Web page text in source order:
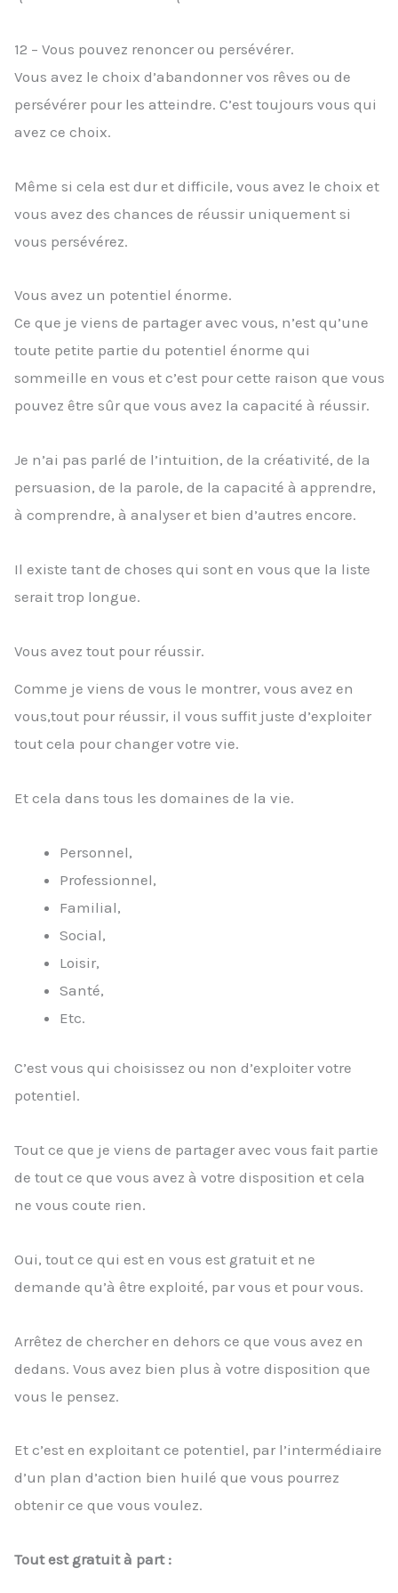
12 – Vous pouvez renoncer ou persévérer.
Vous avez le choix d’abandonner vos rêves ou de
persévérer pour les atteindre. C’est toujours vous qui
avez ce choix.
Même si cela est dur et difficile, vous avez le choix et
vous avez des chances de réussir uniquement si
vous persévérez.
Vous avez un potentiel énorme.
Ce que je viens de partager avec vous, n’est qu’une
toute petite partie du potentiel énorme qui
sommeille en vous et c’est pour cette raison que vous
pouvez être sûr que vous avez la capacité à réussir.
Je n’ai pas parlé de l’intuition, de la créativité, de la
persuasion, de la parole, de la capacité à apprendre,
à comprendre, à analyser et bien d’autres encore.
Il existe tant de choses qui sont en vous que la liste
serait trop longue.
Vous avez tout pour réussir.
Comme je viens de vous le montrer, vous avez en
vous,tout pour réussir, il vous suffit juste d’exploiter
tout cela pour changer votre vie.
Et cela dans tous les domaines de la vie.
Personnel,
Professionnel,
Familial,
Social,
Loisir,
Santé,
Etc.
C’est vous qui choisissez ou non d’exploiter votre
potentiel.
Tout ce que je viens de partager avec vous fait partie
de tout ce que vous avez à votre disposition et cela
ne vous coute rien.
Oui, tout ce qui est en vous est gratuit et ne
demande qu’à être exploité, par vous et pour vous.
Arrêtez de chercher en dehors ce que vous avez en
dedans. Vous avez bien plus à votre disposition que
vous le pensez.
Et c’est en exploitant ce potentiel, par l’intermédiaire
d’un plan d’action bien huilé que vous pourrez
obtenir ce que vous voulez.
Tout est gratuit à part :